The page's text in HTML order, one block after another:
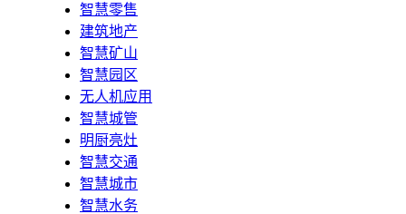
智慧零售
建筑地产
智慧矿山
智慧园区
无人机应用
智慧城管
明厨亮灶
智慧交通
智慧城市
智慧水务